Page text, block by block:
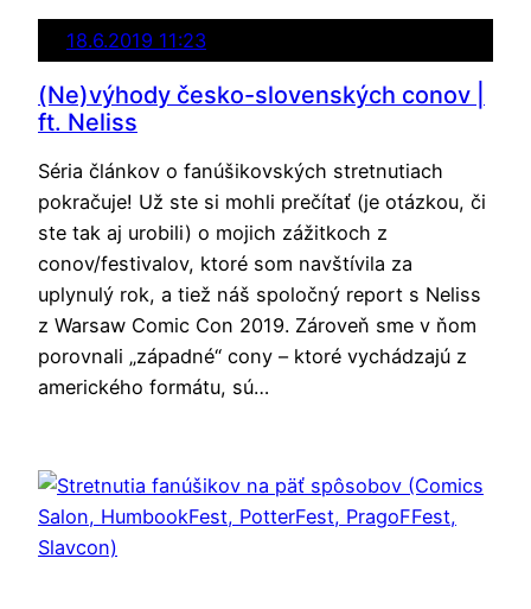
18.6.2019 11:23
(Ne)výhody česko-slovenských conov |
ft. Neliss
Séria článkov o fanúšikovských stretnutiach
pokračuje! Už ste si mohli prečítať (je otázkou, či
ste tak aj urobili) o mojich zážitkoch z
conov/festivalov, ktoré som navštívila za
uplynulý rok, a tiež náš spoločný report s Neliss
z Warsaw Comic Con 2019. Zároveň sme v ňom
porovnali „západné“ cony – ktoré vychádzajú z
amerického formátu, sú…